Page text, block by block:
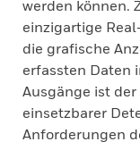
werden können.
einzigartige
die grafische
erfassten Daten
Ausgänge ist
einsetzbarer
Anforderungen